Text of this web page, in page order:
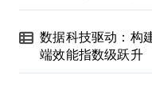
数据科技驱动：构
端效能指数级跃升